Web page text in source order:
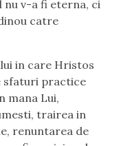
v-a fi eterna, ci
catre
in care Hristos
sfaturi practice
mana Lui,
trairea in
renuntarea de